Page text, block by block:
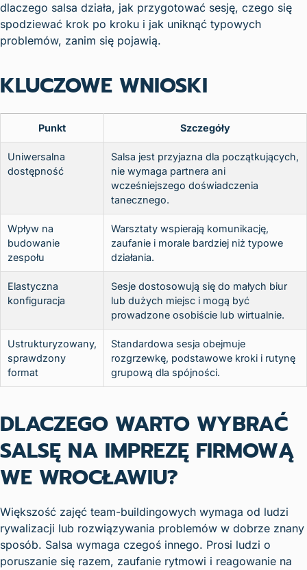
dlaczego salsa działa, jak przygotować sesję, czego się
spodziewać krok po kroku i jak uniknąć typowych
problemów, zanim się pojawią.
KLUCZOWE WNIOSKI
Punkt Szczegóły
Uniwersalna
dostępność
Salsa jest przyjazna dla początkujących,
nie wymaga partnera ani
wcześniejszego doświadczenia
tanecznego.
Wpływ na
budowanie
zespołu
Warsztaty wspierają komunikację,
zaufanie i morale bardziej niż typowe
działania.
Elastyczna
konfiguracja
Sesje dostosowują się do małych biur
lub dużych miejsc i mogą być
prowadzone osobiście lub wirtualnie.
Ustrukturyzowany,
sprawdzony
format
Standardowa sesja obejmuje
rozgrzewkę, podstawowe kroki i rutynę
grupową dla spójności.
DLACZEGO WARTO WYBRAĆ
SALSĘ NA IMPREZĘ FIRMOWĄ
WE WROCŁAWIU?
Większość zajęć team-buildingowych wymaga od ludzi
rywalizacji lub rozwiązywania problemów w dobrze znany
sposób. Salsa wymaga czegoś innego. Prosi ludzi o
poruszanie się razem, zaufanie rytmowi i reagowanie na